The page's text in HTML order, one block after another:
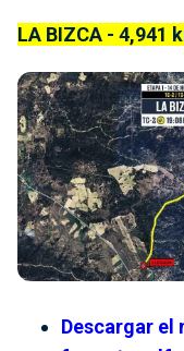
LA BIZCA - 4,941
Descargar el